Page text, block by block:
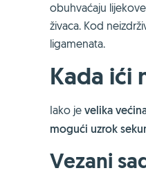
obuhvaćaju
živaca. Kod
ligamenata.
Kada ići
Iako je velika
mogući uzrok
Vezani